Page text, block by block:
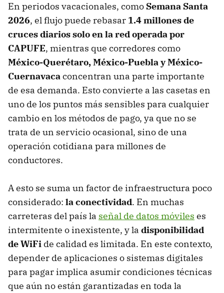
En periodos vacacionales, como Semana Santa
2026, el flujo puede rebasar 1.4 millones de
cruces diarios solo en la red operada por
CAPUFE, mientras que corredores como
México-Querétaro, México-Puebla y México-
Cuernavacaconcentran una parte importante
de esa demanda. Esto convierte a las casetas en
uno de los puntos más sensibles para cualquier
cambio en los métodos de pago, ya que no se
trata de un servicio ocasional, sino de una
operación cotidiana para millones de
conductores.
A esto se suma un factor de infraestructura poco
considerado: la conectividad. En muchas
carreteras del país la señal de datos móviles es
intermitente o inexistente, y la disponibilidad
de WiFi de calidad es limitada. En este contexto,
depender de aplicaciones o sistemas digitales
para pagar implica asumir condiciones técnicas
que aún no están garantizadas en toda la